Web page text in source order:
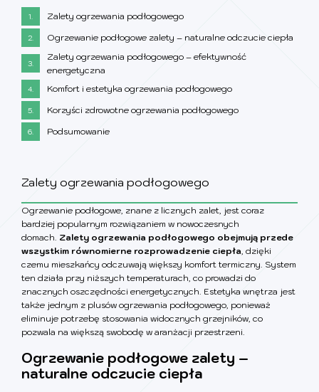
1. Zalety ogrzewania podłogowego
2. Ogrzewanie podłogowe zalety – naturalne odczucie ciepła
3.
Zalety ogrzewania podłogowego – efektywność
energetyczna
4. Komfort i estetyka ogrzewania podłogowego
5. Korzyści zdrowotne ogrzewania podłogowego
6. Podsumowanie
Zalety ogrzewania podłogowego
Ogrzewanie podłogowe, znane z licznych zalet, jest coraz
bardziej popularnym rozwiązaniem w nowoczesnych
domach. Zalety ogrzewania podłogowego obejmują przede
wszystkim równomierne rozprowadzenie ciepła , dzięki
czemu mieszkańcy odczuwają większy komfort termiczny. System
ten działa przy niższych temperaturach, co prowadzi do
znacznych oszczędności energetycznych. Estetyka wnętrza jest
także jednym z plusów ogrzewania podłogowego, ponieważ
eliminuje potrzebę stosowania widocznych grzejników, co
pozwala na większą swobodę w aranżacji przestrzeni.
Ogrzewanie podłogowe zalety –
naturalne odczucie ciepła